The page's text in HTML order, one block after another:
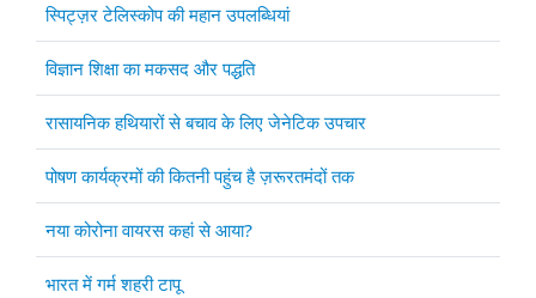
स्पिट्ज़र टेलिस्कोप की महान उपलब्धियां
विज्ञान शिक्षा का मकसद और पद्धति
रासायनिक हथियारों से बचाव के लिए जेनेटिक उपचार
पोषण कार्यक्रमों की कितनी पहुंच है ज़रूरतमंदों तक
नया कोरोना वायरस कहां से आया?
भारत में गर्म शहरी टापू